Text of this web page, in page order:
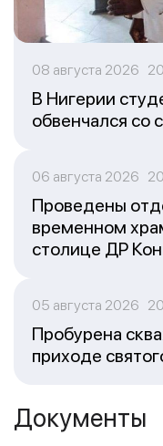
08 августа 2026
В Нигерии
обвенчался со
06 августа 2026
Проведены
временном
столице ДР
05 августа 2026
Пробурена
приходе
Документы